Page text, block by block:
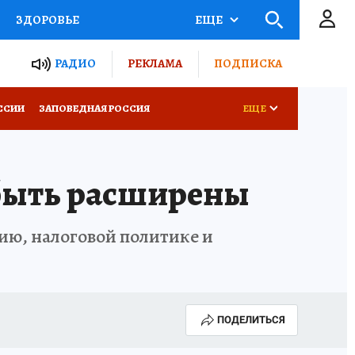
ЗДОРОВЬЕ
РОССИИ
ПОТРЕБИТЕЛЯ
ЕЩЕ
РАДИО РЕКЛАМА ПОДПИСКА
ЗАПОВЕДНАЯ РОССИЯ ЕЩЕ
расширены
налоговой политике и
ПОДЕЛИТЬСЯ